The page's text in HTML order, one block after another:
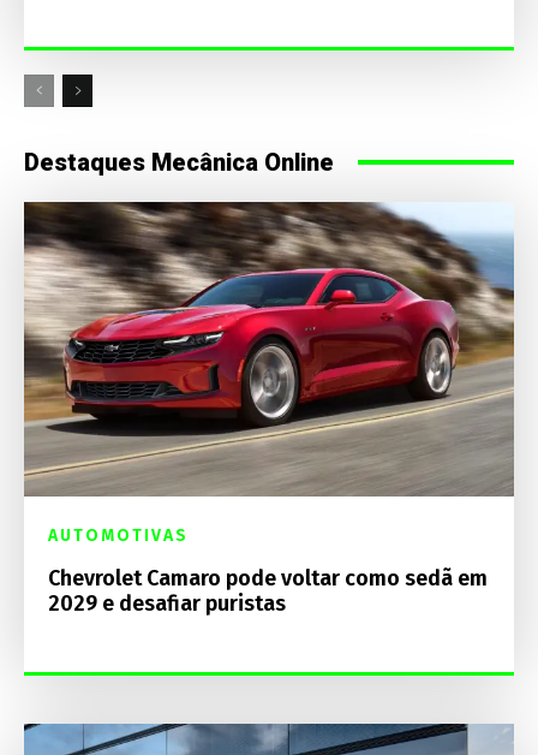
Destaques Mecânica Online
AUTOMOTIVAS
Chevrolet Camaro pode voltar como sedã em
2029 e desafiar puristas